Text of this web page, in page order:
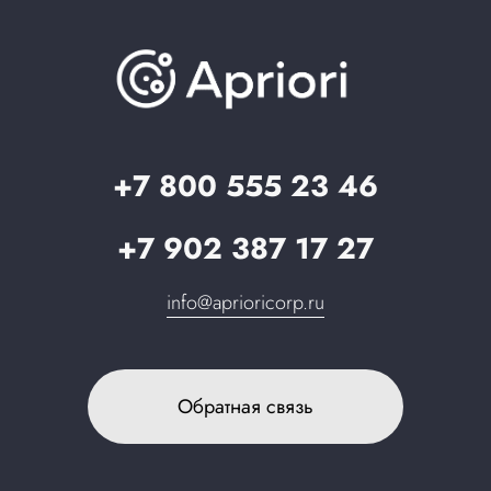
+7 800 555 23 46
+7 902 387 17 27
info@aprioricorp.ru
Обратная связь
О компании
Вопрос-ответ
Запрос в поддержку